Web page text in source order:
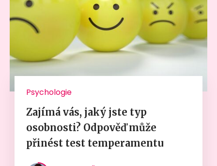
Psychologie
Zajímá vás, jaký jste typ
osobnosti? Odpověď může
přinést test temperamentu